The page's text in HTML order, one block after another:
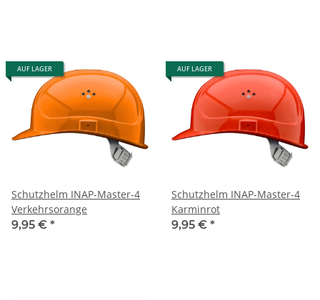
AUF LAGER
Schutzhelm INAP-Master-4
Verkehrsorange
9,95 € *
AUF LAGER
Schutzhelm INAP-Master-4
Karminrot
9,95 € *